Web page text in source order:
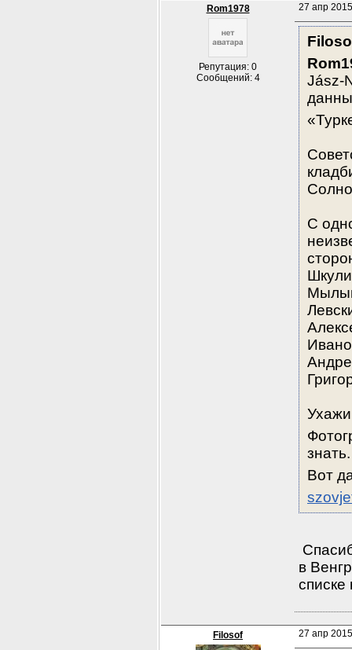
Rom1978
Репутация: 0
Сообщений: 4
27 апр
Jász-
С
знать.
Вот
в
списке
Filosof 27 апр